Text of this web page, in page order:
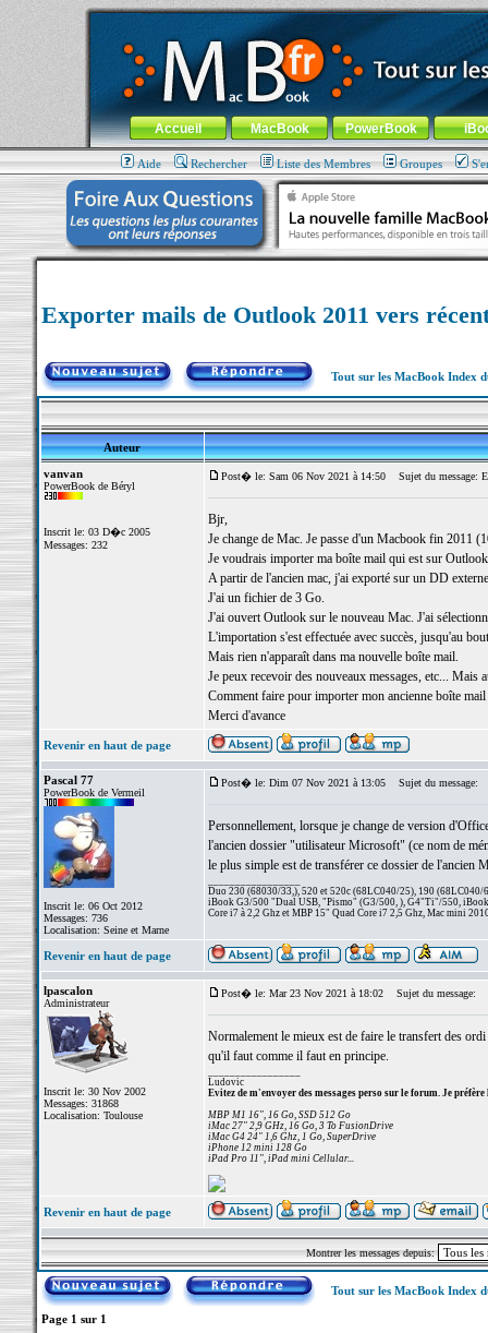
MacBook-fr.com : 100% Apple... 100% nomade !
Aller au contenu-Aller au menu général-Aller au menu de
Menu général
Accueil MacBook PowerBook
Aide Rechercher Liste des Membres Groupes
Exporter mails de Outlook 2011 vers
Tout sur les MacBook Index
Auteur
vanvan
PowerBook de Béryl
Inscrit le: 03 D�c 2005
Messages: 232
Post� le: Sam 06 Nov 2021 à 14:50 Sujet du message:
Bjr,
Je change de Mac. Je passe d'un Macbook fin 2011
Je voudrais importer ma boîte mail qui est sur
A partir de l'ancien mac, j'ai exporté sur un DD
J'ai un fichier de 3 Go.
J'ai ouvert Outlook sur le nouveau Mac. J'ai
L'importation s'est effectuée avec succès, jusqu'au
Mais rien n'apparaît dans ma nouvelle boîte mail.
Je peux recevoir des nouveaux messages, etc... Mais
Comment faire pour importer mon ancienne boîte
Merci d'avance
Revenir en haut de page
Pascal 77
PowerBook de Vermeil
Inscrit le: 06 Oct 2012
Messages: 736
Localisation: Seine et Marne
Post� le: Dim 07 Nov 2021 à 13:05 Sujet du message:
Personnellement, lorsque je change de version
l'ancien dossier "utilisateur Microsoft" (ce nom de
le plus simple est de transférer ce dossier de l'ancien
Duo 230 (68030/33,), 520 et 520c (68LC040/25), 190 (68LC040/
iBook G3/500 "Dual USB, "Pismo" (G3/500, ), G4"Ti"/550,
Core i7 à 2,2 Ghz et MBP 15" Quad Core i7 2,5 Ghz, Mac mini
Revenir en haut de page
lpascalon
Administrateur
Inscrit le: 30 Nov 2002
Messages: 31868
Localisation: Toulouse
Post� le: Mar 23 Nov 2021 à 18:02 Sujet du message:
Normalement le mieux est de faire le transfert des
qu'il faut comme il faut en principe.
Ludovic
Evitez de m'envoyer des messages perso sur le forum. Je préfère
MBP M1 16", 16 Go, SSD 512 Go
iMac 27" 2,9 GHz, 16 Go, 3 To FusionDrive
iMac G4 24" 1,6 Ghz, 1 Go, SuperDrive
iPhone 12 mini 128 Go
iPad Pro 11", iPad mini Cellular...
Revenir en haut de page
Montrer les messages depuis:
Tout sur les MacBook Index
Page 1 sur 1